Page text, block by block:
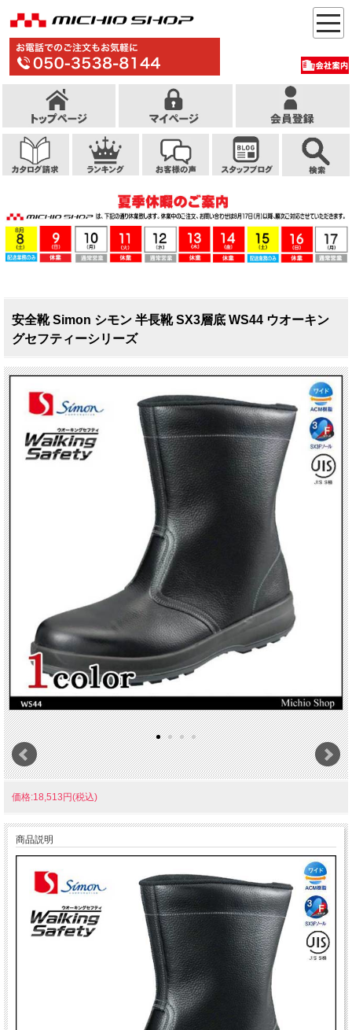
安全靴 Simon シモン 半長靴 SX3層底 WS44 ウオーキン
グセフティーシリーズ
価格:18,513円(税込)
商品説明